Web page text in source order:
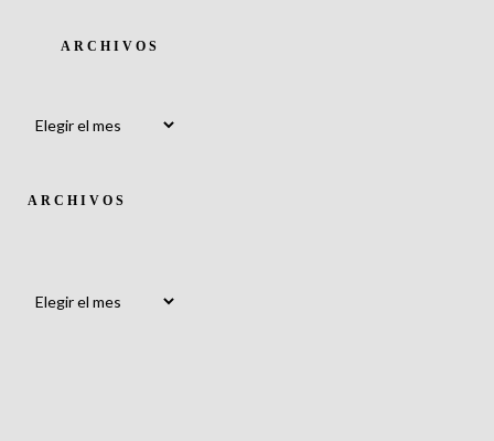
ARCHIVOS
ARCHIVOS